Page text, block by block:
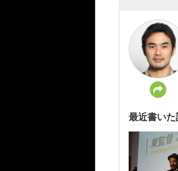
最近書いた